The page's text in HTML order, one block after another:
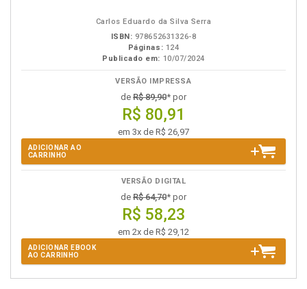
Carlos Eduardo da Silva Serra
ISBN: 978652631326-8
Páginas: 124
Publicado em: 10/07/2024
VERSÃO IMPRESSA
de R$ 89,90* por
R$ 80,91
em 3x de R$ 26,97
ADICIONAR AO
CARRINHO
VERSÃO DIGITAL
de R$ 64,70* por
R$ 58,23
em 2x de R$ 29,12
ADICIONAR EBOOK
AO CARRINHO